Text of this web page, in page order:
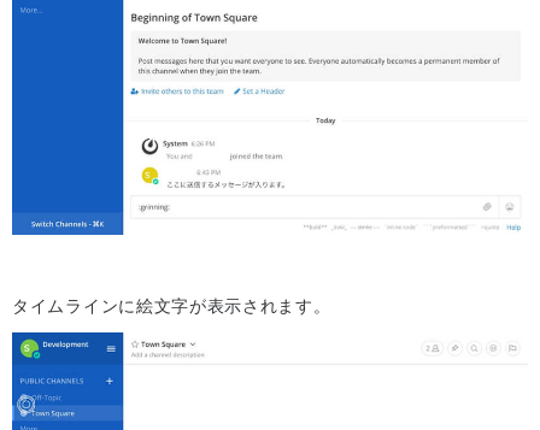
タイムラインに絵文字が表示されます。